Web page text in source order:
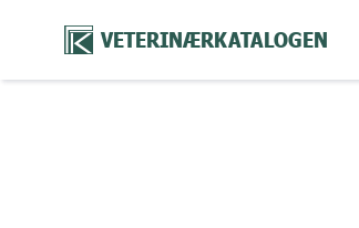
VETERINÆRKATALOGEN